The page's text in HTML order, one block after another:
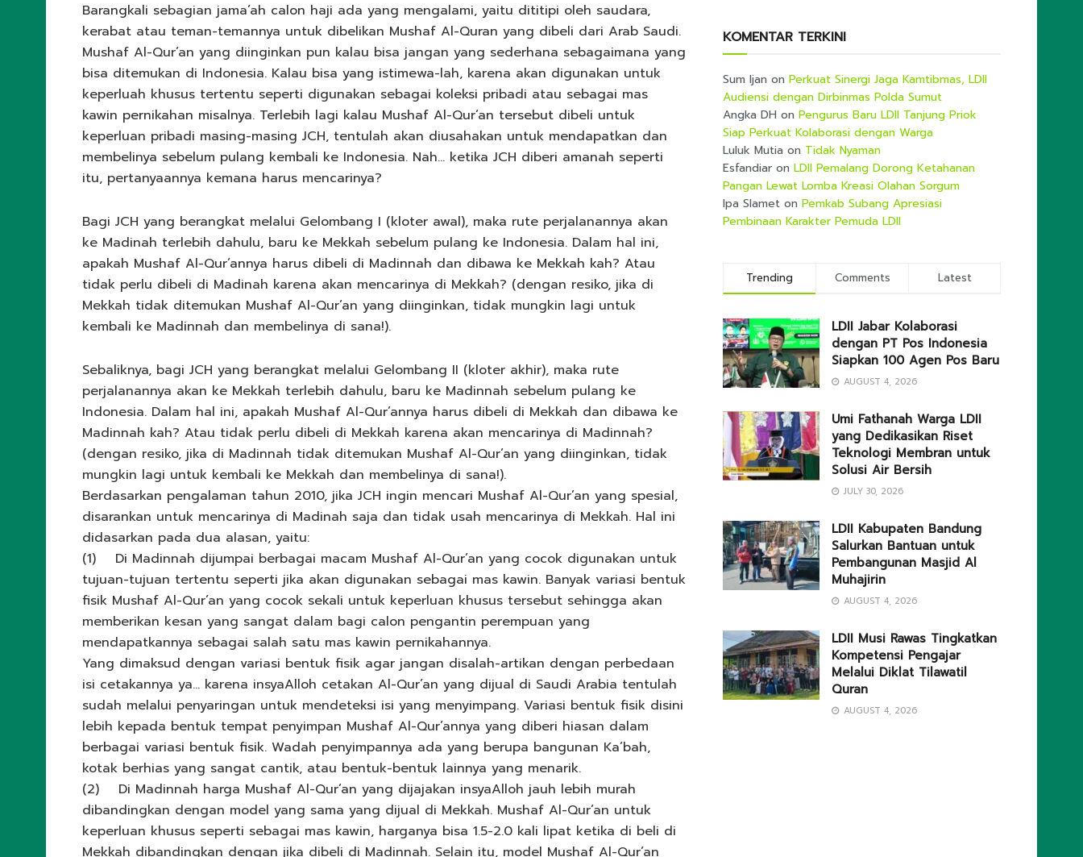
Barangkali sebagian jama’ah calon haji ada yang mengalami, yaitu dititipi oleh saudara,
kerabat atau teman-temannya untuk dibelikan Mushaf Al-Quran yang dibeli dari Arab Saudi.
Mushaf Al-Qur’an yang diinginkan pun kalau bisa jangan yang sederhana sebagaimana yang
bisa ditemukan di Indonesia. Kalau bisa yang istimewa-lah, karena akan digunakan untuk
keperluah khusus tertentu seperti digunakan sebagai koleksi pribadi atau sebagai mas
kawin pernikahan misalnya. Terlebih lagi kalau Mushaf Al-Qur’an tersebut dibeli untuk
keperluan pribadi masing-masing JCH, tentulah akan diusahakan untuk mendapatkan dan
membelinya sebelum pulang kembali ke Indonesia. Nah… ketika JCH diberi amanah seperti
itu, pertanyaannya kemana harus mencarinya?
Bagi JCH yang berangkat melalui Gelombang I (kloter awal), maka rute perjalanannya akan
ke Madinah terlebih dahulu, baru ke Mekkah sebelum pulang ke Indonesia. Dalam hal ini,
apakah Mushaf Al-Qur’annya harus dibeli di Madinnah dan dibawa ke Mekkah kah? Atau
tidak perlu dibeli di Madinah karena akan mencarinya di Mekkah? (dengan resiko, jika di
Mekkah tidak ditemukan Mushaf Al-Qur’an yang diinginkan, tidak mungkin lagi untuk
kembali ke Madinnah dan membelinya di sana!).
Sebaliknya, bagi JCH yang berangkat melalui Gelombang II (kloter akhir), maka rute
perjalanannya akan ke Mekkah terlebih dahulu, baru ke Madinnah sebelum pulang ke
Indonesia. Dalam hal ini, apakah Mushaf Al-Qur’annya harus dibeli di Mekkah dan dibawa ke
Madinnah kah? Atau tidak perlu dibeli di Mekkah karena akan mencarinya di Madinnah?
(dengan resiko, jika di Madinnah tidak ditemukan Mushaf Al-Qur’an yang diinginkan, tidak
mungkin lagi untuk kembali ke Mekkah dan membelinya di sana!).
Berdasarkan pengalaman tahun 2010, jika JCH ingin mencari Mushaf Al-Qur’an yang spesial,
disarankan untuk mencarinya di Madinah saja dan tidak usah mencarinya di Mekkah. Hal ini
didasarkan pada dua alasan, yaitu:
(1) Di Madinnah dijumpai berbagai macam Mushaf Al-Qur’an yang cocok digunakan untuk
tujuan-tujuan tertentu seperti jika akan digunakan sebagai mas kawin. Banyak variasi bentuk
fisik Mushaf Al-Qur’an yang cocok sekali untuk keperluan khusus tersebut sehingga akan
memberikan kesan yang sangat dalam bagi calon pengantin perempuan yang
mendapatkannya sebagai salah satu mas kawin pernikahannya.
Yang dimaksud dengan variasi bentuk fisik agar jangan disalah-artikan dengan perbedaan
isi cetakannya ya… karena insyaAlloh cetakan Al-Qur’an yang dijual di Saudi Arabia tentulah
sudah melalui penyaringan untuk mendeteksi isi yang menyimpang. Variasi bentuk fisik disini
lebih kepada bentuk tempat penyimpan Mushaf Al-Qur’annya yang diberi hiasan dalam
berbagai variasi bentuk fisik. Wadah penyimpannya ada yang berupa bangunan Ka’bah,
kotak berhias yang sangat cantik, atau bentuk-bentuk lainnya yang menarik.
(2) Di Madinnah harga Mushaf Al-Qur’an yang dijajakan insyaAlloh jauh lebih murah
dibandingkan dengan model yang sama yang dijual di Mekkah. Mushaf Al-Qur’an untuk
keperluan khusus seperti sebagai mas kawin, harganya bisa 1.5-2.0 kali lipat ketika di beli di
Mekkah dibandingkan dengan jika dibeli di Madinnah. Selain itu, model Mushaf Al-Qur’an
KOMENTAR TERKINI
Sum Ijan on Perkuat Sinergi Jaga Kamtibmas, LDII
Audiensi dengan Dirbinmas Polda Sumut
Angka DH on Pengurus Baru LDII Tanjung Priok
Siap Perkuat Kolaborasi dengan Warga
Luluk Mutia on Tidak Nyaman
Esfandiar on LDII Pemalang Dorong Ketahanan
Pangan Lewat Lomba Kreasi Olahan Sorgum
Ipa Slamet on Pemkab Subang Apresiasi
Pembinaan Karakter Pemuda LDII
Trending Comments Latest
LDII Jabar Kolaborasi
dengan PT Pos Indonesia
Siapkan 100 Agen Pos Baru
AUGUST 4, 2026
Umi Fathanah Warga LDII
yang Dedikasikan Riset
Teknologi Membran untuk
Solusi Air Bersih
JULY 30, 2026
LDII Kabupaten Bandung
Salurkan Bantuan untuk
Pembangunan Masjid Al
Muhajirin
AUGUST 4, 2026
LDII Musi Rawas Tingkatkan
Kompetensi Pengajar
Melalui Diklat Tilawatil
Quran
AUGUST 4, 2026